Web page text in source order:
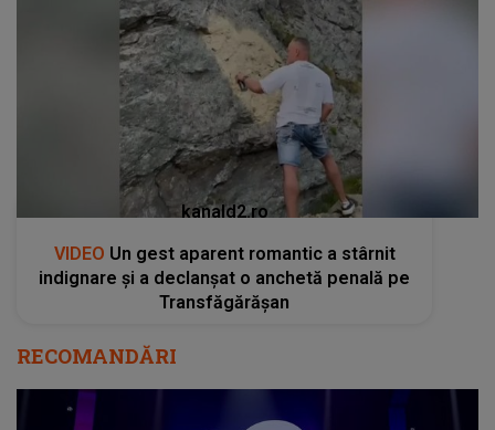
kanald2.ro
VIDEO Un gest aparent romantic a stârnit
indignare și a declanșat o anchetă penală pe
Transfăgărășan
RECOMANDĂRI